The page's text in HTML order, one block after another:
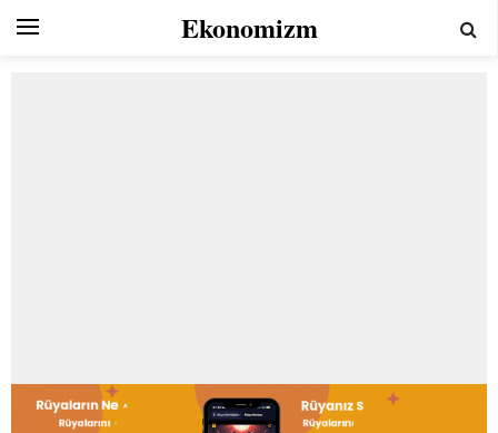
Ekonomizm